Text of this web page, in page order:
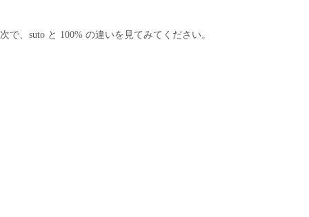
次で、suto と 100% の違いを見てみてください。